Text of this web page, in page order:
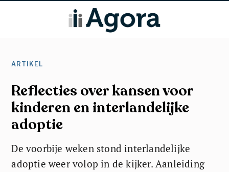
ARTIKEL
Reflecties over kansen voor
kinderen en interlandelijke
adoptie
De voorbije weken stond interlandelijke
adoptie weer volop in de kijker. Aanleiding